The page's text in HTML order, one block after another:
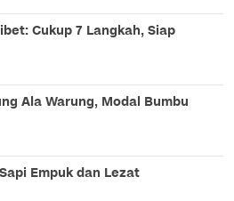
Cukup 7 Langkah, Siap
Ala Warung, Modal Bumbu
Empuk dan Lezat